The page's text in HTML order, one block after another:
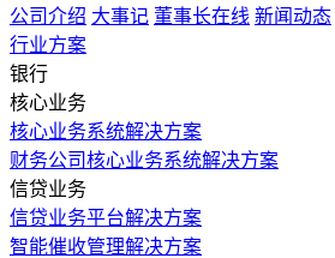
公司介绍 大事记 董事长在线 新闻动态
行业方案
银行
核心业务
核心业务系统解决方案
财务公司核心业务系统解决方案
信贷业务
信贷业务平台解决方案
智能催收管理解决方案